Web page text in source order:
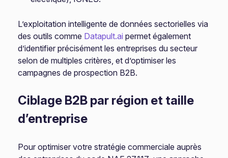
L’exploitation intelligente de données sectorielles via
des outils comme Datapult.ai permet également
d’identifier précisément les entreprises du secteur
selon de multiples critères, et d’optimiser les
campagnes de prospection B2B.
Ciblage B2B par région et taille
d’entreprise
Pour optimiser votre stratégie commerciale auprès